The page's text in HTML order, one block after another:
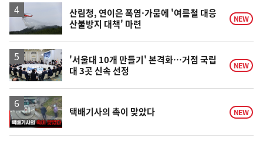
승
산림청, 연이은 폭염·가뭄에 '여름철 대응
산불방지 대책' 마련
NEW
'서울대 10개 만들기' 본격화…거점 국립
대 3곳 신속 선정
NEW
영
상
택배기사의 촉이 맞았다 NEW